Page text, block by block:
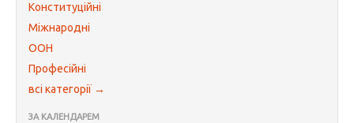
Конституційні
Міжнародні
ООН
Професійні
всі категорії →
ЗА КАЛЕНДАРЕМ